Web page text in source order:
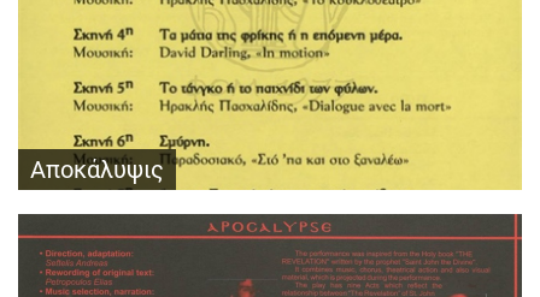
Αποκάλυψις